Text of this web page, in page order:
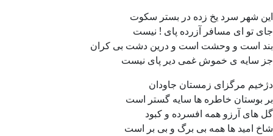
این شهر سرد یخ زده در بستر سکوت
جای تو ای مسافر آزرده پای ! نیست
بند است و وحشت است و درین دشت بی کران
جز سایه ی خموش غمی دیر پای نیست
دژخیم مرگزای زمستان جاودان
بر بوستان خاطره ها سایه گستر است
گل های آرزو همه افسرده و کبود
شاخ امید ها همه بی برگ و بی بر است